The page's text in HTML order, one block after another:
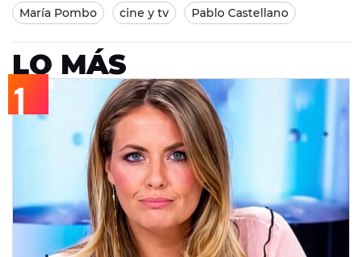
María Pombo cine y tv Pablo Castellano
LO MÁS